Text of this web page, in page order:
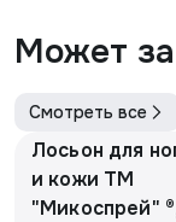
Может
Смотреть все
Лосьон для
и кожи ТМ
"Микоспрей"